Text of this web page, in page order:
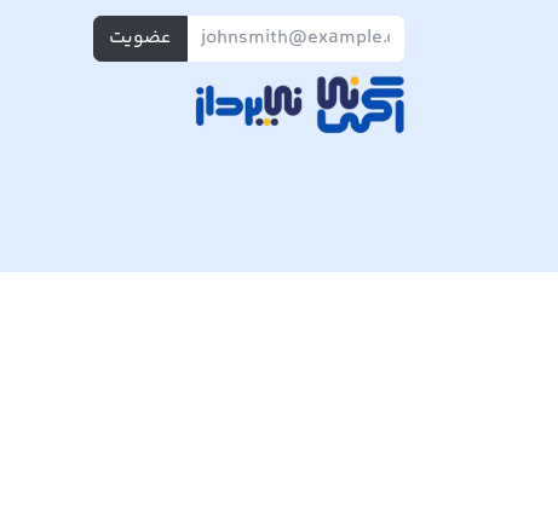
عضویت